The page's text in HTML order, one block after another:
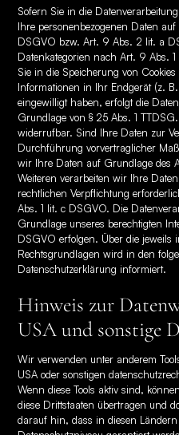
Sofern Sie in die
Ihre personenbezogenen Daten
DSGVO bzw. Art. 9 Abs. 2 lit. a
Datenkategorien nach Art. 9 Abs.
Sie in die Speicherung von
Informationen in Ihr Endgerät (z.
eingewilligt haben, erfolgt die
Grundlage von § 25 Abs. 1
widerrufbar. Sind Ihre Daten zur
Durchführung vorvertraglicher
wir Ihre Daten auf Grundlage des
Weiteren verarbeiten wir Ihre
rechtlichen Verpflichtung
Abs. 1 lit. c DSGVO. Die
Grundlage unseres berechtigten
DSGVO erfolgen. Über die jeweils
Rechtsgrundlagen wird in den
Datenschutzerklärung informiert.
Hinweis zur
USA und sonstige
Wir verwenden unter anderem
USA oder sonstigen
Wenn diese Tools aktiv sind,
diese Drittstaaten übertragen und
darauf hin, dass in diesen